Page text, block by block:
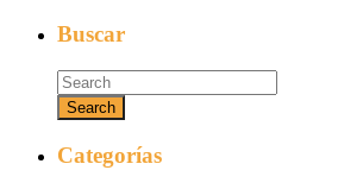
Buscar
Categorías